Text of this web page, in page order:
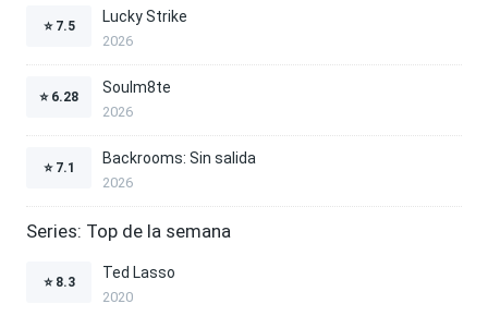
⭐ 7.5
Lucky Strike
2026
⭐ 6.28
Soulm8te
2026
⭐ 7.1
Backrooms: Sin salida
2026
Series: Top de la semana
⭐ 8.3
Ted Lasso
2020